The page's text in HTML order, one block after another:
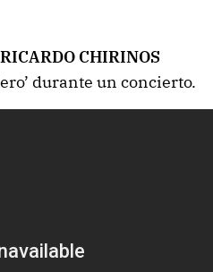
CHIRINOS
durante un concierto.